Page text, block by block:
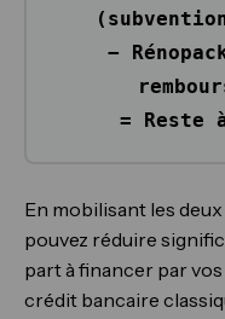
−
= Reste
En mobilisant les
pouvez réduire
part à financer par
crédit bancaire